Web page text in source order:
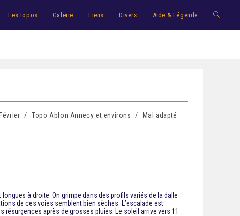
Les topos Galerie Liens Divers Aide & Légende
Février / Topo Ablon Annecy et environs /
Mal adapté
à droite. On grimpe dans des profils variés de la dalle
de ces voies semblent bien sèches. L’escalade est
après de grosses pluies. Le soleil arrive vers 11